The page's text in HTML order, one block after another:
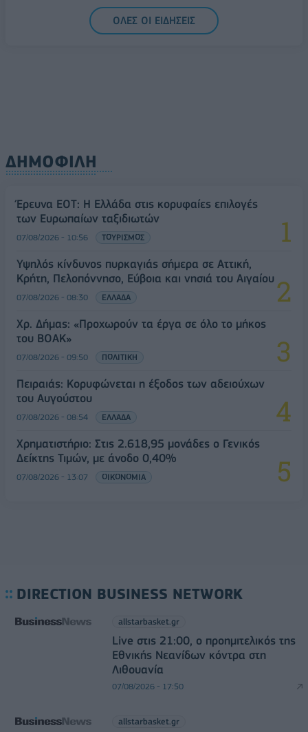
ΟΛΕΣ ΟΙ ΕΙΔΗΣΕΙΣ
ΔΗΜΟΦΙΛΗ
Έρευνα ΕΟΤ: Η Ελλάδα στις κορυφαίες επιλογές
των Ευρωπαίων ταξιδιωτών
07/08/2026 - 10:56 ΤΟΥΡΙΣΜΟΣ
Υψηλός κίνδυνος πυρκαγιάς σήμερα σε Αττική,
Κρήτη, Πελοπόννησο, Εύβοια και νησιά του Αιγαίου
07/08/2026 - 08:30 ΕΛΛΑΔΑ
Χρ. Δήμας: «Προχωρούν τα έργα σε όλο το μήκος
του ΒΟΑΚ»
07/08/2026 - 09:50 ΠΟΛΙΤΙΚΗ
Πειραιάς: Κορυφώνεται η έξοδος των αδειούχων
του Αυγούστου
07/08/2026 - 08:54 ΕΛΛΑΔΑ
Χρηματιστήριο: Στις 2.618,95 μονάδες ο Γενικός
Δείκτης Τιμών, με άνοδο 0,40%
07/08/2026 - 13:07 ΟΙΚΟΝΟΜΙΑ
DIRECTION BUSINESS NETWORK
allstarbasket.gr
Live στις 21:00, ο προημιτελικός της
Εθνικής Νεανίδων κόντρα στη
Λιθουανία
07/08/2026 - 17:50
allstarbasket.gr